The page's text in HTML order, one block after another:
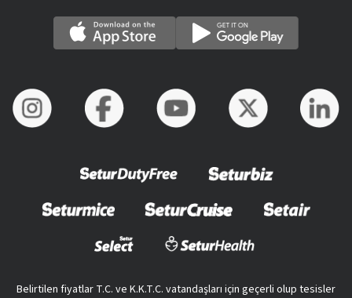
Belirtilen fiyatlar T.C. ve K.K.T.C. vatandaşları için geçerli olup tesisler